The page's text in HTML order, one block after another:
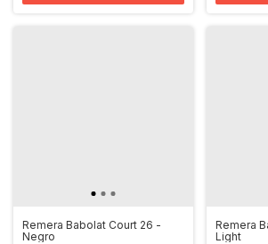
Remera Babolat Court 26 -
Negro
Remera
Light